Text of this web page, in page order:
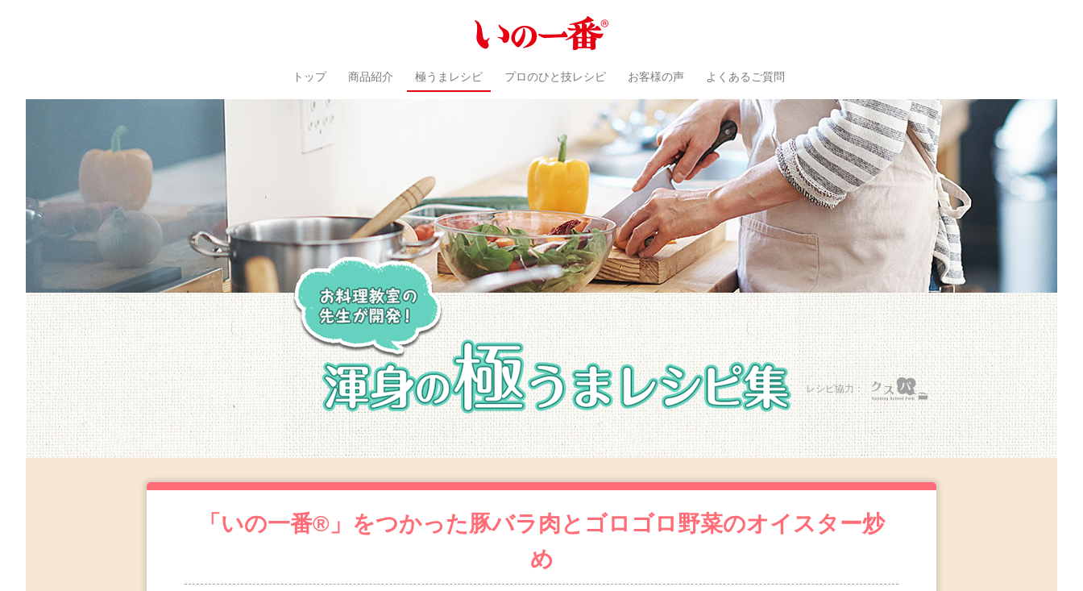
トップ 商品紹介 極うまレシピ プロのひと技レシピ お客様の声 よくあるご質問
レシピ協力：
「いの一番®」をつかった豚バラ肉とゴロゴロ野菜のオイスター炒
め